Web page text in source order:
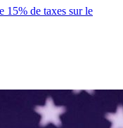
15% de taxes sur le